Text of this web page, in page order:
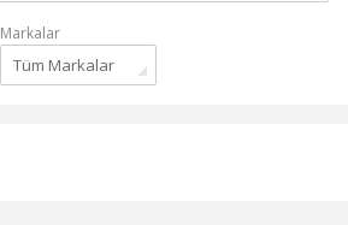
Markalar
Tüm Markalar